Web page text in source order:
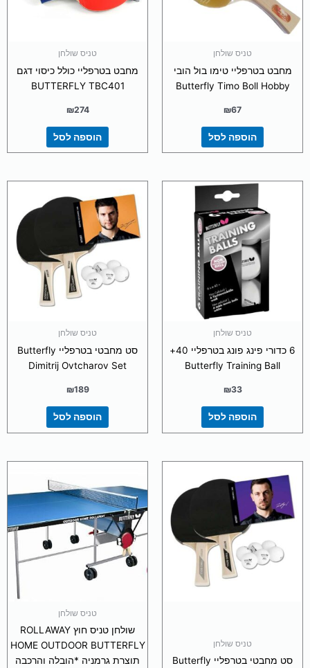
טניס שולחן
מחבט בטרפליי טימו בול הובי
Butterfly Timo Boll Hobby
₪67
הוספה לסל
טניס שולחן
מחבט בטרפליי כולל כיסוי דגם
BUTTERFLY TBC401
₪274
הוספה לסל
טניס שולחן
6 כדורי פינג פונג בטרפליי 40+
Butterfly Training Ball
₪33
הוספה לסל
טניס שולחן
סט מחבטי בטרפליי Butterfly
Dimitrij Ovtcharov Set
₪189
הוספה לסל
טניס שולחן
סט מחבטי בטרפליי Butterfly
טניס שולחן
שולחן טניס חוץ ROLLAWAY
HOME OUTDOOR BUTTERFLY
תוצרת גרמניה *הובלה והרכבה